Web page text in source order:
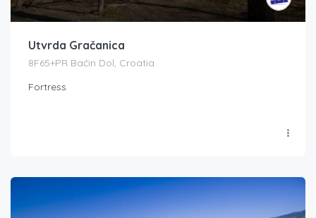
Utvrda Gračanica
8F65+PR Baćin Dol, Croatia
Fortress